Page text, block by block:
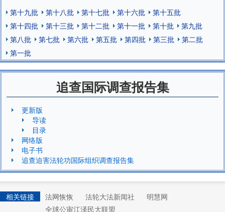
第十九批
第十八批 第十七批 第十六批
第十五批
第十四批
第十三批 第十二批 第十一批 第十批
第九批
第八批
第七批 第六批 第五批 第四批 第三批
第二批
第一批
追查国际调查报告集
更新版
导读
目录
网络版
电子书
追查迫害法轮功国际组织调查报告集
相关链接 法网恢恢 法轮大法新闻社
明慧网
全球公审江泽民大联盟